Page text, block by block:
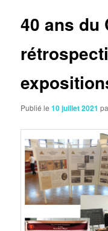
40 ans du
Publié le10 juillet 2021